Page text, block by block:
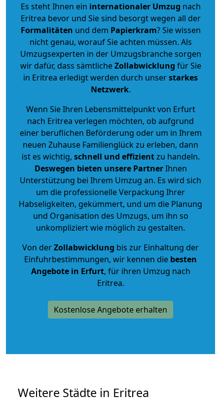
Es steht Ihnen ein internationaler Umzug nach
Eritrea bevor und Sie sind besorgt wegen all der
Formalitäten und dem Papierkram? Sie wissen
nicht genau, worauf Sie achten müssen. Als
Umzugsexperten in der Umzugsbranche sorgen
wir dafür, dass sämtlicheZollabwicklung für Sie
in Eritrea erledigt werden durch unserstarkes
Netzwerk.
Wenn Sie Ihren Lebensmittelpunkt von Erfurt
nach Eritrea verlegen möchten, ob aufgrund
einer beruflichen Beförderung oder um in Ihrem
neuen Zuhause Familienglück zu erleben, dann
ist es wichtig, schnell und effizientzu handeln.
Deswegen bieten unsere PartnerIhnen
Unterstützung bei Ihrem Umzug an. Es wird sich
um die professionelle Verpackung Ihrer
Habseligkeiten, gekümmert, und um die Planung
und Organisation des Umzugs, um ihn so
unkompliziert wie möglich zu gestalten.
Von derZollabwicklung bis zur Einhaltung der
Einfuhrbestimmungen, wir kennen die besten
Angebote in Erfurt, für ihren Umzug nach
Eritrea.
Kostenlose Angebote erhalten
Weitere Städte in Eritrea